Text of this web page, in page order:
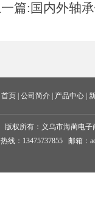
篇: 国内外轴
首页 公司简介 产品中心
版权所有： 义乌市海蔺电子
线：13475737855 邮箱：